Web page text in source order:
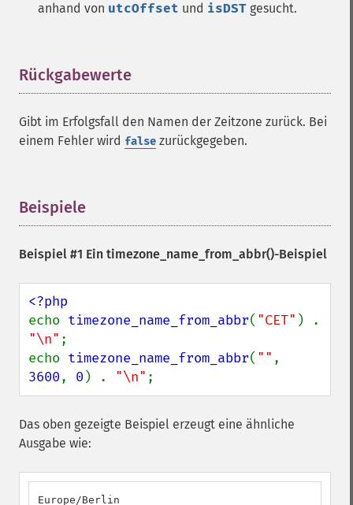
anhand von utcOffset und isDST gesucht.
Rückgabewerte
Gibt im Erfolgsfall den Namen der Zeitzone zurück. Bei
einem Fehler wird false zurückgegeben.
Beispiele
Beispiel #1 Ein timezone_name_from_abbr()-Beispiel
echo timezone_name_from_abbr( "CET"
"\n" ;
echo timezone_name_from_abbr( ""
3600, 0 ) . "\n" ;
Das oben gezeigte Beispiel erzeugt eine ähnliche
Ausgabe wie:
Europe/Berlin